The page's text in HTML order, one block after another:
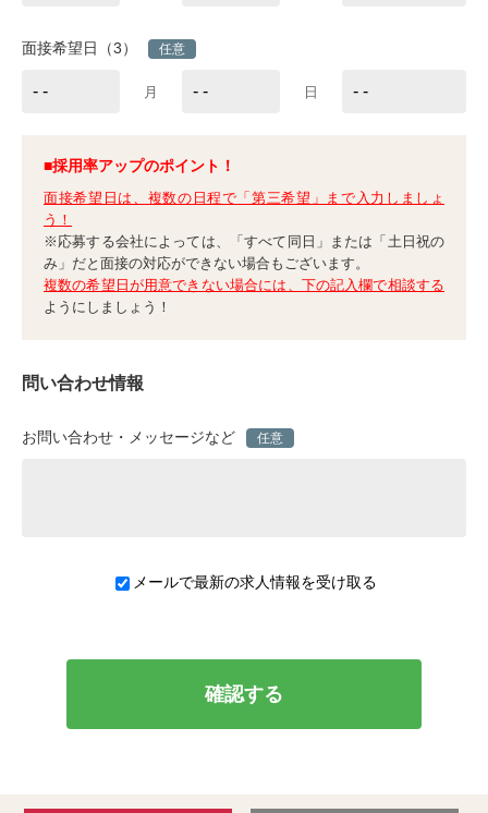
面接希望日（3） 任意
月 日
■採用率アップのポイント！
面接希望日は、複数の日程で「第三希望」まで入力しましょ
う！
※応募する会社によっては、「すべて同日」または「土日祝の
み」だと面接の対応ができない場合もございます。
複数の希望日が用意できない場合には、下の記入欄で相談する
ようにしましょう！
問い合わせ情報
お問い合わせ・メッセージなど 任意
メールで最新の求人情報を受け取る
確認する